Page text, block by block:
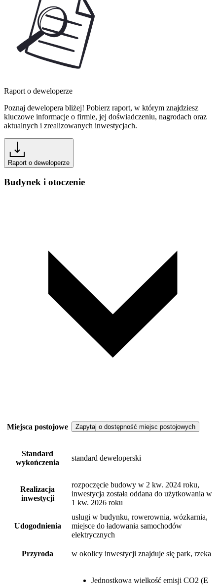
Raport o deweloperze
Poznaj dewelopera bliżej! Pobierz raport, w którym znajdziesz
kluczowe informacje o firmie, jej doświadczeniu, nagrodach oraz
aktualnych i zrealizowanych inwestycjach.
Raport o deweloperze
Budynek i otoczenie
Miejsca postojowe Zapytaj o dostępność miejsc postojowych
Standard
wykończenia
standard deweloperski
Realizacja
inwestycji
rozpoczęcie budowy w 2 kw. 2024 roku,
inwestycja została oddana do użytkowania w
1 kw. 2026 roku
Udogodnienia
usługi w budynku, rowerownia, wózkarnia,
miejsce do ładowania samochodów
elektrycznych
Przyroda w okolicy inwestycji znajduje się park, rzeka
Jednostkowa wielkość emisji CO2 (E